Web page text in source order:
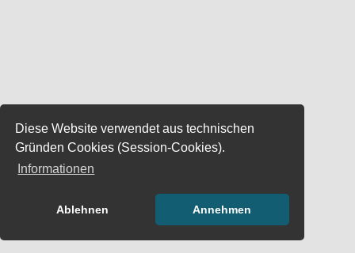
Diese Website verwendet aus technischen
Gründen Cookies (Session-Cookies).
Informationen
Ablehnen Annehmen